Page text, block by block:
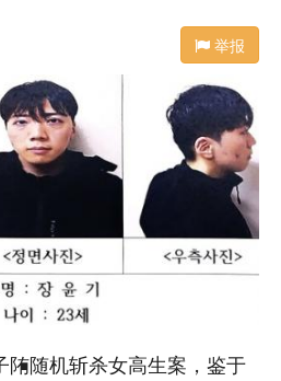
举报
陏随机斩杀女高生案，鉴于